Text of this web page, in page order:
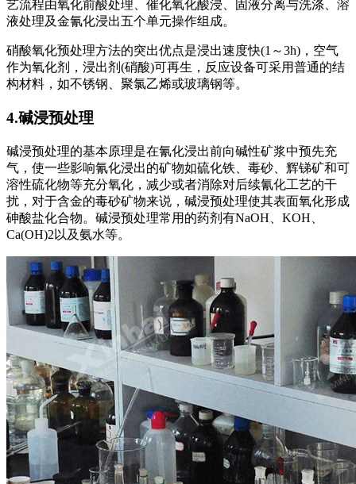
艺流程由氧化前酸处理、催化氧化酸浸、固液分离与洗涤、溶
液处理及金氰化浸出五个单元操作组成。
硝酸氧化预处理方法的突出优点是浸出速度快(1～3h)，空气
作为氧化剂，浸出剂(硝酸)可再生，反应设备可采用普通的结
构材料，如不锈钢、聚氯乙烯或玻璃钢等。
4.碱浸预处理
碱浸预处理的基本原理是在氰化浸出前向碱性矿浆中预先充
气，使一些影响氰化浸出的矿物如硫化铁、毒砂、辉锑矿和可
溶性硫化物等充分氧化，减少或者消除对后续氰化工艺的干
扰，对于含金的毒砂矿物来说，碱浸预处理使其表面氧化形成
砷酸盐化合物。碱浸预处理常用的药剂有NaOH、KOH、
Ca(OH)2以及氨水等。